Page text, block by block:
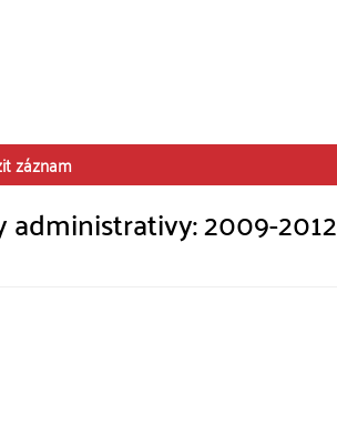
záznam
2009-2012